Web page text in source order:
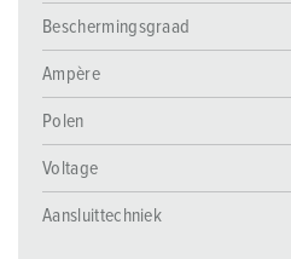
Beschermingsgraad
Ampère
Polen
Voltage
Aansluittechniek